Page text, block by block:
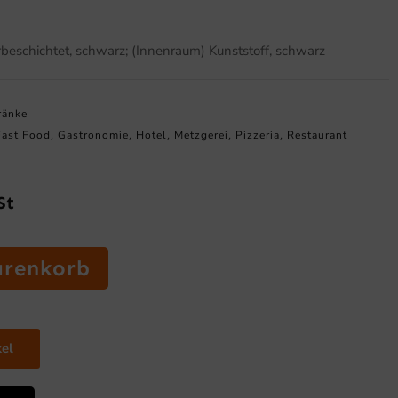
schwarz; (Innenraum) Kunststoff, schwarz
Food , Gastronomie, Hotel , Metzgerei , Pizzeria, Restaurant